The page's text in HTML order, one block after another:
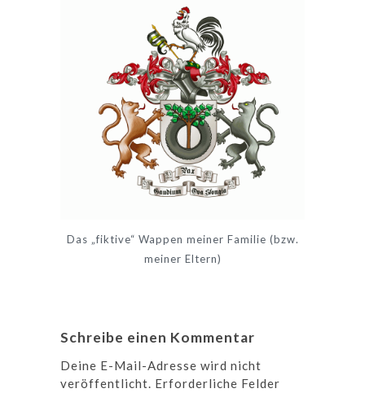
Das „fiktive“ Wappen meiner Familie (bzw.
meiner Eltern)
Schreibe einen Kommentar
Deine E-Mail-Adresse wird nicht
veröffentlicht. Erforderliche Felder